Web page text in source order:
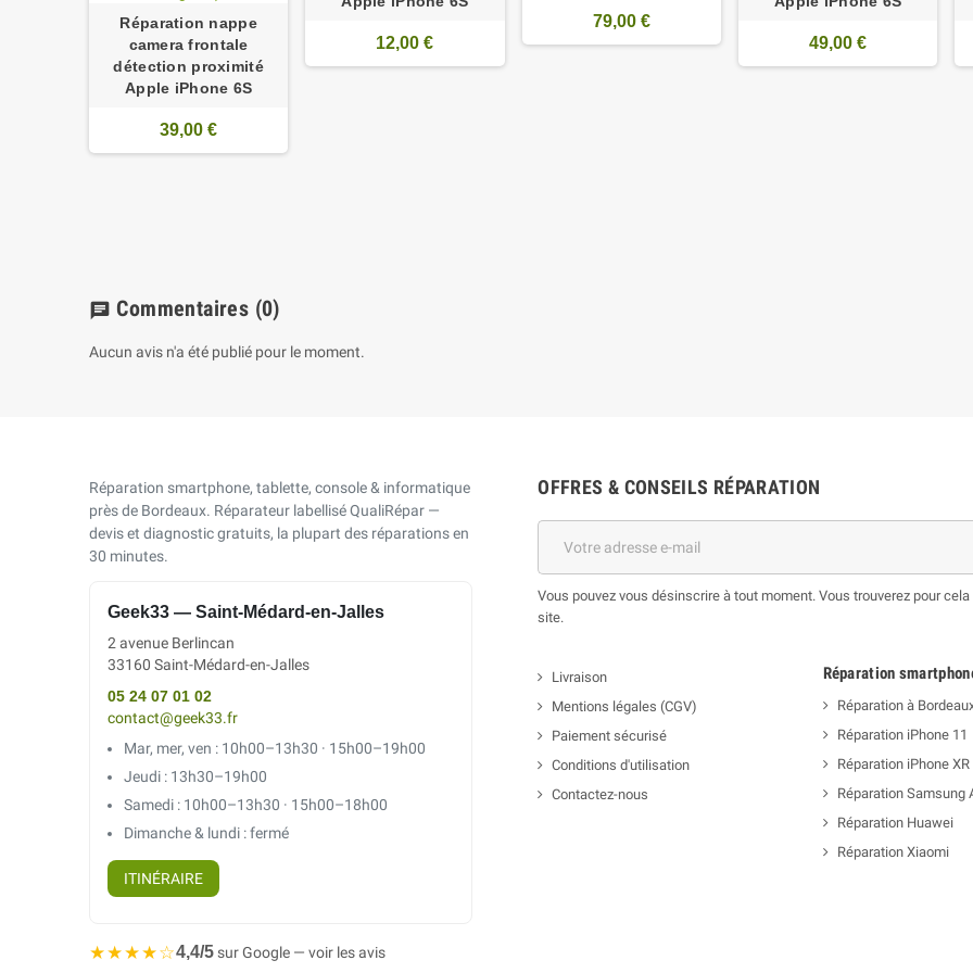
Réparation nappe
camera frontale
détection proximité
Apple iPhone 6S
39,00 €
12,00 €
79,00 €
49,00 €
chat Commentaires (0)
Aucun avis n'a été publié pour le moment.
Réparation smartphone, tablette, console & informatique
près de Bordeaux. Réparateur labellisé QualiRépar —
devis et diagnostic gratuits, la plupart des réparations en
30 minutes.
Geek33 — Saint-Médard-en-Jalles
2 avenue Berlincan
33160 Saint-Médard-en-Jalles
05 24 07 01 02
contact@geek33.fr
Mar, mer, ven : 10h00–13h30 · 15h00–19h00
Jeudi : 13h30–19h00
Samedi : 10h00–13h30 · 15h00–18h00
Dimanche & lundi : fermé
ITINÉRAIRE
★★★★☆4,4/5sur Google — voir les avis
OFFRES & CONSEILS RÉPARATION
Vous pouvez vous désinscrire à tout moment. Vous trouverez pour
site.
Livraison
Mentions légales (CGV)
Paiement sécurisé
Conditions d'utilisation
Contactez-nous
Réparation
Réparation à
Réparation iPhone 11
Réparation iPhone XR
Réparation Samsung
Réparation Huawei
Réparation Xiaomi